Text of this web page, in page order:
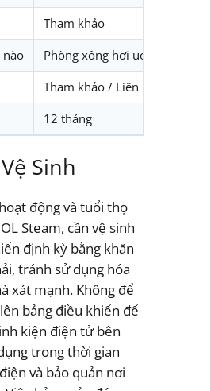
Tham khảo
nào Phòng xông hơi uớt (steam)
Tham khảo / Liên hệ Biotech
12 tháng
Sinh
động và tuổi thọ
Steam, cần vệ sinh
định kỳ bằng khăn
tránh sử dụng hóa
xát mạnh. Không để
bảng điều khiển để
kiện điện tử bên
trong thời gian
và bảo quản nơi